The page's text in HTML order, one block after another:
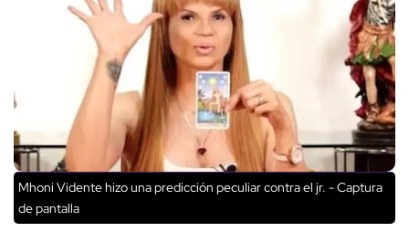
Mhoni Vidente hizo una predicción peculiar contra el jr. - Captura
de pantalla